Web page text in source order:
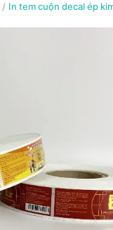
/ In tem cuộn decal ép